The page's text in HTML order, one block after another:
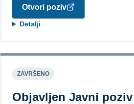
Otvori poziv
Detalji
ZAVRŠENO
Objavljen Javni